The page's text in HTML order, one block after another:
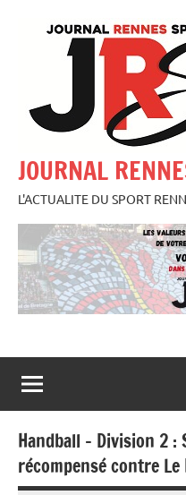
JOURNAL
L'ACTUALITE DU SPORT
Handball – Division 2
récompensé contre Le